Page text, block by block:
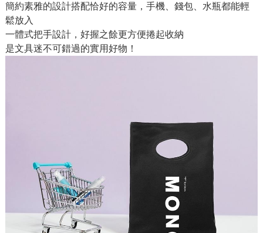
簡約素雅的設計搭配恰好的容量，手機、錢包、水瓶都能輕
鬆放入
一體式把手設計，好握之餘更方便捲起收納
是文具迷不可錯過的實用好物！